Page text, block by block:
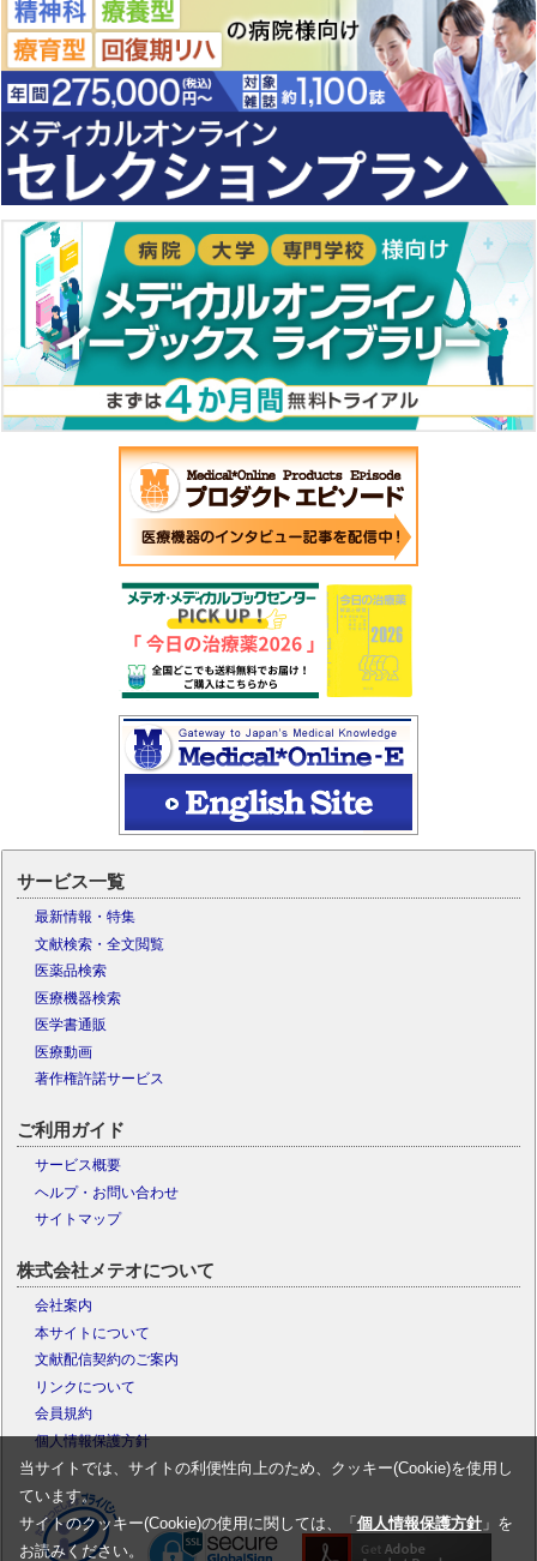
サービス一覧
最新情報・特集
文献検索・全文閲覧
医薬品検索
医療機器検索
医学書通販
医療動画
著作権許諾サービス
ご利用ガイド
サービス概要
ヘルプ・お問い合わせ
サイトマップ
株式会社メテオについて
会社案内
本サイトについて
文献配信契約のご案内
リンクについて
会員規約
個人情報保護方針
当サイトでは、サイトの利便性向上のため、クッキー(Cookie)を使用し
ています。
サイトのクッキー(Cookie)の使用に関しては、「 個人情報保護方針」を
お読みください。